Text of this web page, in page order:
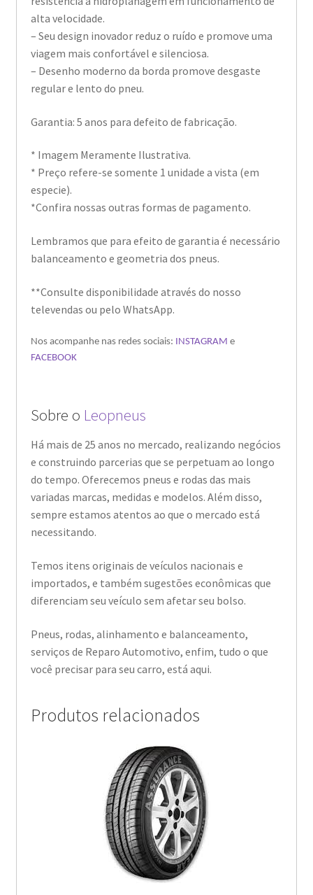
alta velocidade.
– Seu design inovador reduz o ruído e promove uma
viagem mais confortável e silenciosa.
– Desenho moderno da borda promove desgaste
regular e lento do pneu.
Garantia: 5 anos para defeito de fabricação.
* Imagem Meramente Ilustrativa.
* Preço refere-se somente 1 unidade a vista (em
especie).
*Confira nossas outras formas de pagamento.
Lembramos que para efeito de garantia é necessário
balanceamento e geometria dos pneus.
**Consulte disponibilidade através do nosso
televendas ou pelo WhatsApp.
Nos acompanhe nas redes sociais: INSTAGRAM e
FACEBOOK
Sobre o Leopneus
Há mais de 25 anos no mercado, realizando negócios
e construindo parcerias que se perpetuam ao longo
do tempo. Oferecemos pneus e rodas das mais
variadas marcas, medidas e modelos. Além disso,
sempre estamos atentos ao que o mercado está
necessitando.
Temos itens originais de veículos nacionais e
importados, e também sugestões econômicas que
diferenciam seu veículo sem afetar seu bolso.
Pneus, rodas, alinhamento e balanceamento,
serviços de Reparo Automotivo, enfim, tudo o que
você precisar para seu carro, está aqui.
Produtos relacionados